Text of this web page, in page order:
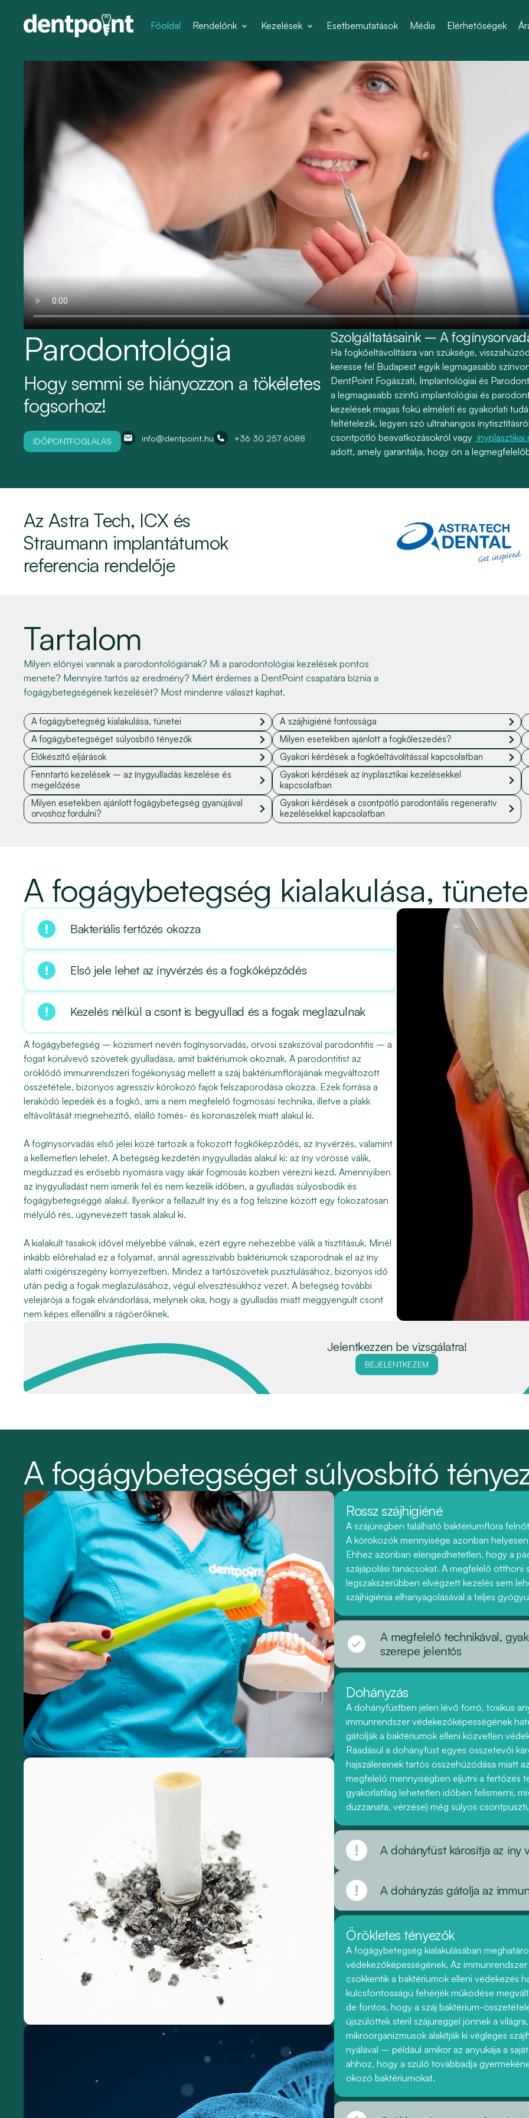
Főoldal Rendelőnk Kezelések Esetbemutatások Média Elérhetőségek
Parodontológia
Hogy semmi se hiányozzon a tökéletes
fogsorhoz!
IDŐPONTFOGLALÁS info@dentpoint.hu +36 30 257 6088
Szolgáltatásaink – A
Ha fogkőeltávolításra van szüksége,
keresse fel Budapest egyik legmagasabb
DentPoint Fogászati, Implantológiai és
a legmagasabb szintű implantológiai és
kezelések magas fokú elméleti és gyakorlati
feltételezik, legyen szó ultrahangos
csontpótló beavatkozásokról vagy
adott, amely garantálja, hogy ön a
Az Astra Tech, ICX és
Straumann implantátumok
referencia rendelője
Tartalom
Milyen előnyei vannak a parodontológiának? Mi a parodontológiai kezelések pontos
menete? Mennyire tartós az eredmény? Miért érdemes a DentPoint csapatára bíznia a
fogágybetegségének kezelését? Most mindenre választ kaphat.
A fogágybetegség kialakulása, tünetei A szájhigiéné fontossága
A fogágybetegséget súlyosbító tényezők
Milyen esetekben ajánlott a fogkőleszedés?
Előkészítő eljárások
Gyakori kérdések a fogkőeltávolítással kapcsolatban
Fenntartó kezelések – az ínygyulladás kezelése és
megelőzése
Gyakori kérdések az ínyplasztikai kezelésekkel
kapcsolatban
Milyen esetekben ajánlott fogágybetegség gyanújával
orvoshoz fordulni?
Gyakori kérdések a csontpótló parodontális regeneratív
kezelésekkel kapcsolatban
A fogágybetegség kialakulása,
Bakteriális fertőzés okozza
Első jele lehet az ínyvérzés és a fogkőképződés
Kezelés nélkül a csont is begyullad és a fogak meglazulnak
A fogágybetegség – közismert nevén fogínysorvadás, orvosi szakszóval parodontitis – a
fogat körülvevő szövetek gyulladása, amit baktériumok okoznak. A parodontitist az
öröklődő immunrendszeri fogékonyság mellett a száj baktériumflórájának megváltozott
összetétele, bizonyos agresszív kórokozó fajok felszaporodása okozza. Ezek forrása a
lerakódó lepedék és a fogkő, ami a nem megfelelő fogmosási technika, illetve a plakk
eltávolítását megnehezítő, elálló tömés- és koronaszélek miatt alakul ki.
A fogínysorvadás első jelei közé tartozik a fokozott fogkőképződés, az ínyvérzés, valamint
a kellemetlen lehelet. A betegség kezdetén ínygyulladás alakul ki: az íny vörössé válik,
megduzzad és erősebb nyomásra vagy akár fogmosás közben vérezni kezd. Amennyiben
az ínygyulladást nem ismerik fel és nem kezelik időben, a gyulladás súlyosbodik és
fogágybetegséggé alakul. Ilyenkor a fellazult íny és a fog felszíne között egy fokozatosan
mélyülő rés, úgynevezett tasak alakul ki.
A kialakult tasakok idővel mélyebbé válnak, ezért egyre nehezebbé válik a tisztításuk. Minél
inkább előrehalad ez a folyamat, annál agresszívabb baktériumok szaporodnak el az íny
alatti oxigénszegény környezetben. Mindez a tartószövetek pusztulásához, bizonyos idő
után pedig a fogak meglazulásához, végül elvesztésükhöz vezet. A betegség további
velejárója a fogak elvándorlása, melynek oka, hogy a gyulladás miatt meggyengült csont
nem képes ellenállni a rágóerőknek.
Jelentkezzen be vizsgálatra!
BEJELENTKEZEM
A fogágybetegséget súlyosbító
Rossz szájhigiéné
A szájüregben található baktériumflóra
A kórokozók mennyisége azonban
Ehhez azonban elengedhetetlen, hogy a
szájápolási tanácsokat. A megfelelő otthoni
legszakszerűbben elvégzett kezelés sem
szájhigiénia elhanyagolásával a teljes
A megfelelő technikával,
szerepe jelentős
Dohányzás
A dohányfüstben jelen lévő forró, toxikus
immunrendszer védekezőképességének
gátolják a baktériumok elleni közvetlen
Ráadásul a dohányfüst egyes összetevői
hajszálereinek tartós összehúzódása miatt
megfelelő mennyiségben eljutni a fertőzés
gyakorlatilag lehetetlen időben felismerni,
duzzanata, vérzése) még súlyos
A dohányfüst károsítja az íny
A dohányzás gátolja az
Örökletes tényezők
A fogágybetegség kialakulásában
védekezőképességének. Az
csökkentik a baktériumok elleni védekezés
kulcsfontosságú fehérjék működése
de fontos, hogy a száj baktérium-
újszülöttek steril szájüreggel jönnek a
mikroorganizmusok alakítják ki végleges
nyálával – például amikor az anyukája a
ahhoz, hogy a szülő továbbadja
okozó baktériumokat.